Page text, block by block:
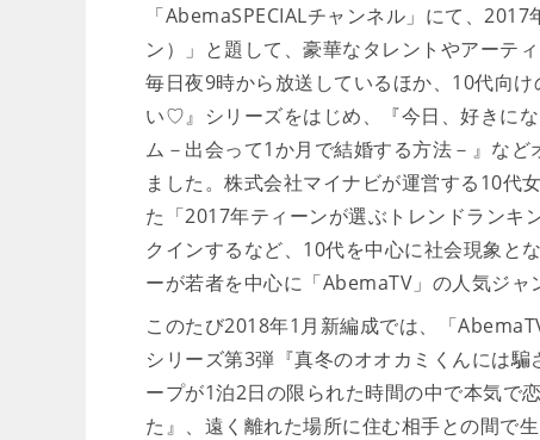
「AbemaSPECIALチャンネル」にて、
ン）」と題して、豪華なタレントやアーテ
毎日夜9時から放送しているほか、10代向
い♡』シリーズをはじめ、『今日、好きに
ム－出会って1か月で結婚する方法－』な
ました。株式会社マイナビが運営する10代
た「2017年ティーンが選ぶトレンドラン
クインするなど、10代を中心に社会現象と
ーが若者を中心に「AbemaTV」の人気ジャ
このたび2018年1月新編成では、「
シリーズ第3弾『真冬のオオカミくんには
ープが1泊2日の限られた時間の中で本気で
た』、遠く離れた場所に住む相手との間で